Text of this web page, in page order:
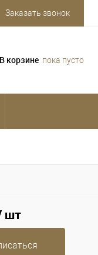
Заказать звонок
В корзине пока пусто
шт